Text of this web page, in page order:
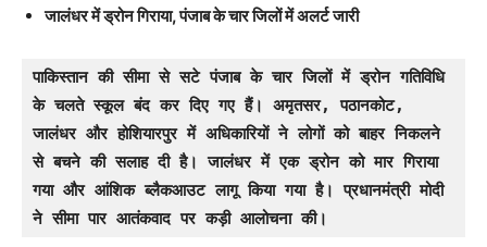
जालंधर में ड्रोन गिराया, पंजाब के चार जिलों में अलर्ट जारी
पाकिस्तान की सीमा से सटे पंजाब के चार जिलों में ड्रोन गतिविधि
के चलते स्कूल बंद कर दिए गए हैं। अमृतसर, पठानकोट,
जालंधर और होशियारपुर में अधिकारियों ने लोगों को बाहर निकलने
से बचने की सलाह दी है। जालंधर में एक ड्रोन को मार गिराया
गया और आंशिक ब्लैकआउट लागू किया गया है। प्रधानमंत्री मोदी
ने सीमा पार आतंकवाद पर कड़ी आलोचना की।